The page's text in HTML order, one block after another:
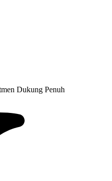
Dukung Penuh